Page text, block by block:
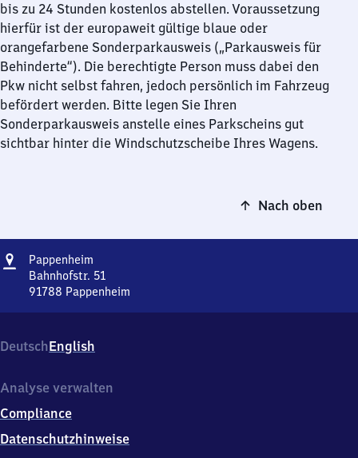
bis zu 24 Stunden kostenlos abstellen. Voraussetzung
hierfür ist der europaweit gültige blaue oder
orangefarbene Sonderparkausweis („Parkausweis für
Behinderte“). Die berechtigte Person muss dabei den
Pkw nicht selbst fahren, jedoch persönlich im Fahrzeug
befördert werden. Bitte legen Sie Ihren
Sonderparkausweis anstelle eines Parkscheins gut
sichtbar hinter die Windschutzscheibe Ihres Wagens.
Nach oben
Adresse
Pappenheim
Bahnhofstr. 51
91788 Pappenheim
51,
9
7
8
Pappenheim
DeutschEnglish
Analyse verwalten
Compliance
Datenschutzhinweise